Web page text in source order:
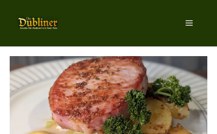
indhold
Menu